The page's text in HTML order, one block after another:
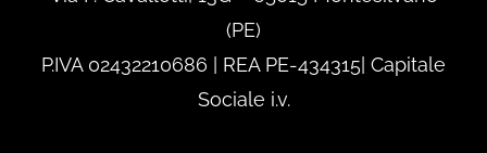
(PE)
P.IVA 02432210686 | REA PE-434315| Capitale
Sociale i.v.